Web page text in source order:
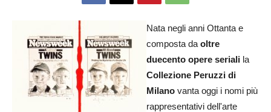
Nata negli anni Ottanta e
composta da oltre
duecento opere seriali la
Collezione Peruzzi di
Milano vanta oggi i nomi più
rappresentativi dell'arte